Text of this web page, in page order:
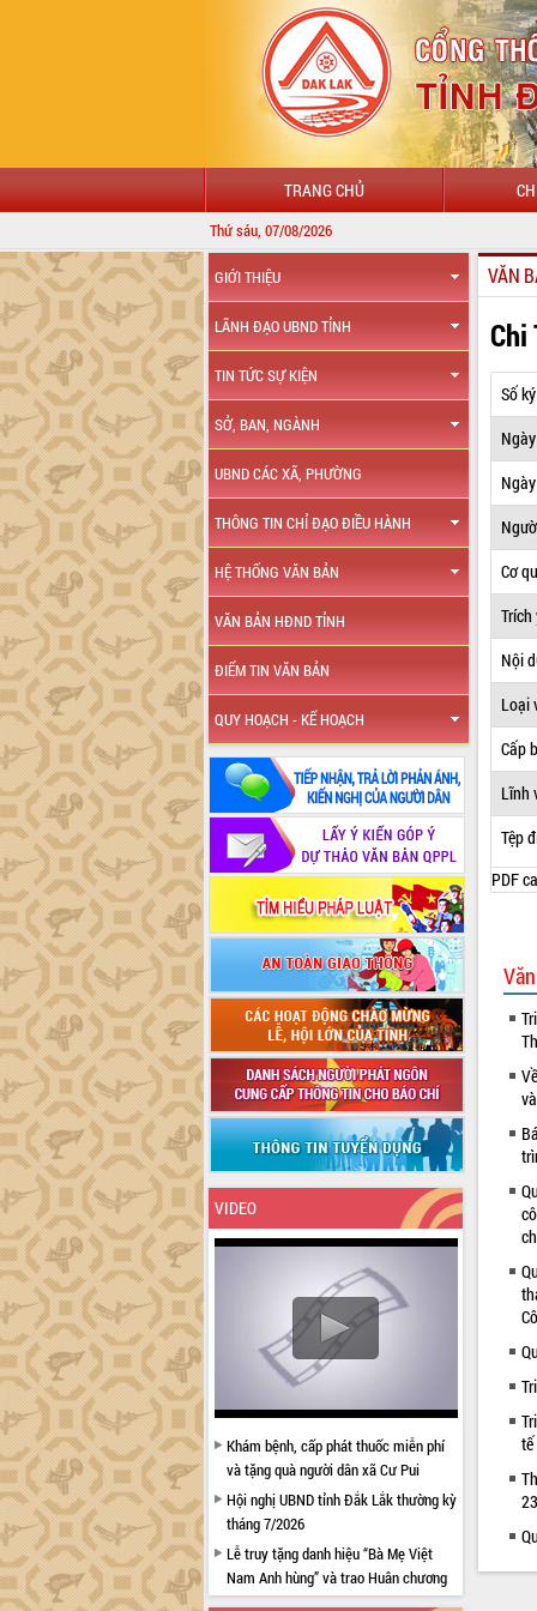
TRANG CHỦ
Thứ sáu, 07/08/2026
GIỚI THIỆU
LÃNH ĐẠO UBND TỈNH
TIN TỨC SỰ KIỆN
SỞ, BAN, NGÀNH
UBND CÁC XÃ, PHƯỜNG
THÔNG TIN CHỈ ĐẠO ĐIỀU HÀNH
HỆ THỐNG VĂN BẢN
VĂN BẢN HĐND TỈNH
ĐIỂM TIN VĂN BẢN
QUY HOẠCH - KẾ HOẠCH
VIDEO
Khám bệnh, cấp phát thuốc miễn phí
và tặng quà người dân xã Cư Pui
Hội nghị UBND tỉnh Đắk Lắk thường kỳ
tháng 7/2026
Lễ truy tặng danh hiệu “Bà Mẹ Việt
Nam Anh hùng” và trao Huân chương
Lao động
VĂN
Chi
Số
Cơ
Trích
Nội
Loại
Cấp
Lĩnh
Tệp
PDF